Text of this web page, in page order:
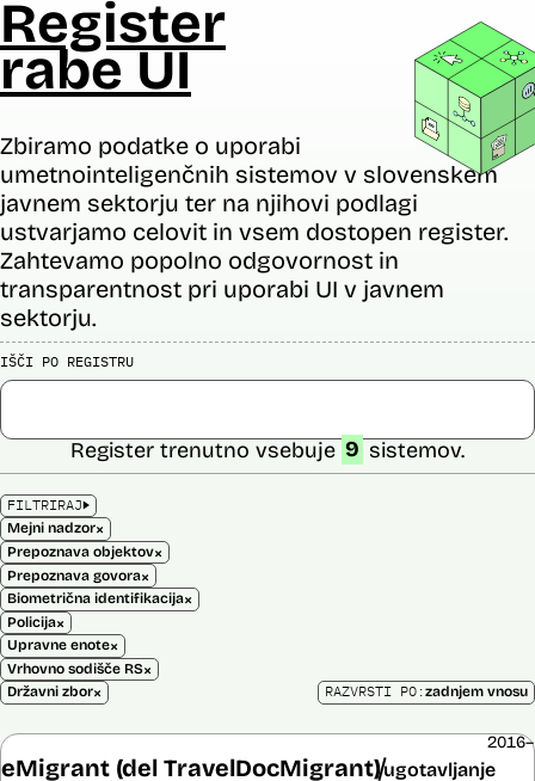
Register
rabe UI
Zbiramo podatke o uporabi
umetnointeligenčnih sistemov v slovenskem
javnem sektorju ter na njihovi podlagi
ustvarjamo celovit in vsem dostopen register.
Zahtevamo popolno odgovornost in
transparentnost pri uporabi UI v javnem
sektorju.
IŠČI PO REGISTRU
FILTRIRAJ
Mejni nadzor×
Prepoznava objektov×
Prepoznava govora×
Biometrična identifikacija×
Policija×
Upravne enote×
Vrhovno sodišče RS×
Državni zbor×
Register trenutno vsebuje 9 sistemov.
RAZVRSTI PO:zadnjem vnosu
eMigrant (del TravelDocMigrant)ugotavljanje
2016–